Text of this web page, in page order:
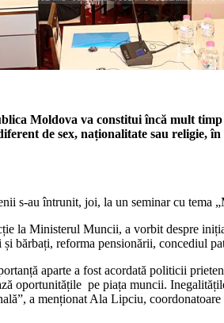
Moldova va constitui încă mult
de sex, naționalitate sau religie,
s-au întrunit, joi, la un seminar cu tema
la Ministerul Muncii, a vorbit despre
bărbați, reforma pensio­nării, concediul
aparte a fost acor­dată politicii
oportunitățile pe piața muncii.
a menționat Ala Lipciu,